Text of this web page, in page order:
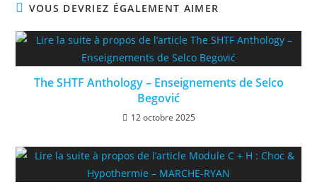
VOUS DEVRIEZ ÉGALEMENT AIMER
The SHTF Anthology – Enseignements de Selco
Begović
12 octobre 2025